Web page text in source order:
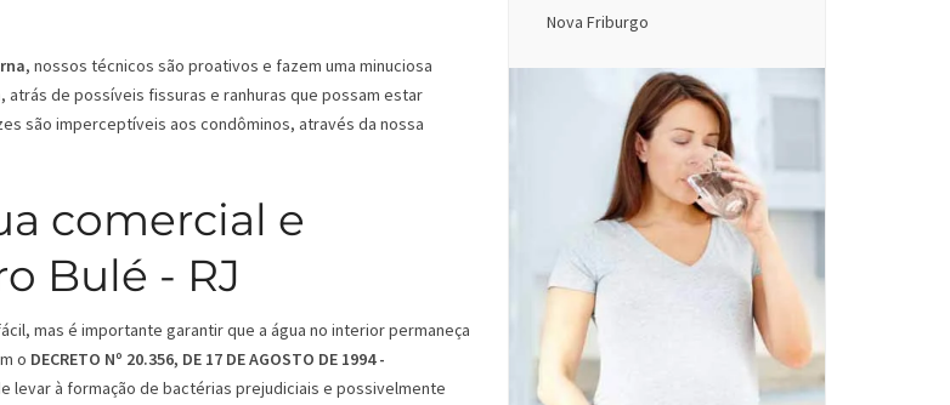
Nova Friburgo
, nossos técnicos são proativos e fazem uma minuciosa
, atrás de possíveis fissuras e ranhuras que possam estar
são imperceptíveis aos condôminos, através da nossa
comercial e
Bulé - RJ
mas é importante garantir que a água no interior permaneça
o DECRETO Nº 20.356, DE 17 DE AGOSTO DE 1994 -
levar à formação de bactérias prejudiciais e possivelmente